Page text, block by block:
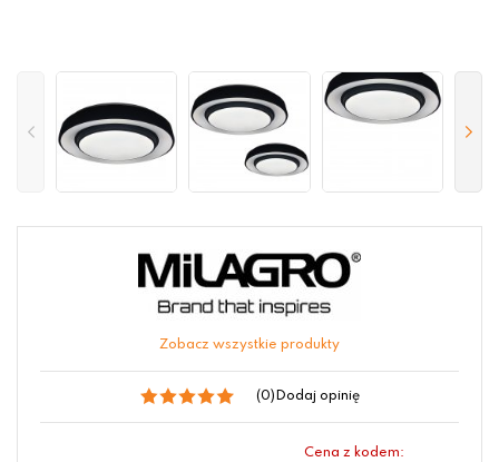
Zobacz wszystkie produkty
(0) Dodaj opinię
Cena z kodem: